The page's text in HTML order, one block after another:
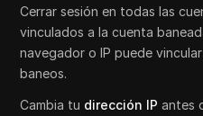
Cerrar sesión en todas las
vinculados a la cuenta
navegador o IP puede
baneos.
Cambia tu dirección IP antes